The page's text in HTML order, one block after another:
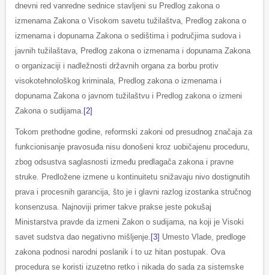
dnevni red vanredne sednice stavljeni su Predlog zakona o
izmenama Zakona o Visokom savetu tužilaštva, Predlog zakona o
izmenama i dopunama Zakona o sedištima i područjima sudova i
javnih tužilaštava, Predlog zakona o izmenama i dopunama Zakona
o organizaciji i nadležnosti državnih organa za borbu protiv
visokotehnološkog kriminala, Predlog zakona o izmenama i
dopunama Zakona o javnom tužilaštvu i Predlog zakona o izmeni
Zakona o sudijama. [2]
Tokom prethodne godine, reformski zakoni od presudnog značaja za
funkcionisanje pravosuđa nisu donošeni kroz uobičajenu proceduru,
zbog odsustva saglasnosti između predlagača zakona i pravne
struke. Predložene izmene u kontinuitetu snižavaju nivo dostignutih
prava i procesnih garancija, što je i glavni razlog izostanka stručnog
konsenzusa. Najnoviji primer takve prakse jeste pokušaj
Ministarstva pravde da izmeni Zakon o sudijama, na koji je Visoki
savet sudstva dao negativno mišljenje. [3] Umesto Vlade, predloge
zakona podnosi narodni poslanik i to uz hitan postupak. Ova
procedura se koristi izuzetno retko i nikada do sada za sistemske